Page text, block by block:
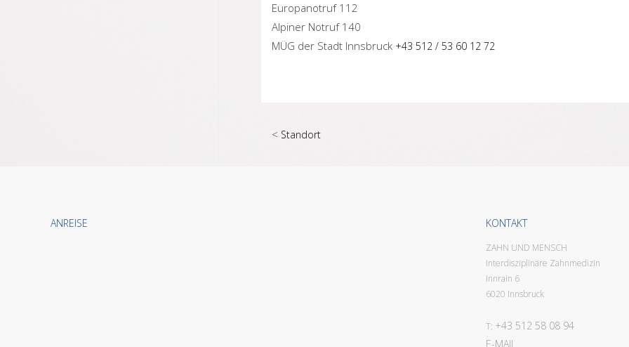
Europanotruf 112
Alpiner Notruf 140
MÜG der Stadt Innsbruck +43 512 / 53 60 12 72
< Standort
ANREISE KONTAKT
ZAHN UND MENSCH
Interdisziplinäre Zahnmedizin
Innrain 6
6020 Innsbruck
T: +43 512 58 08 94
E-MAIL